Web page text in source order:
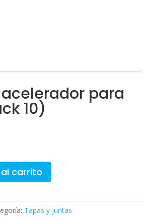
para
10)
carrito
Tapas y juntas